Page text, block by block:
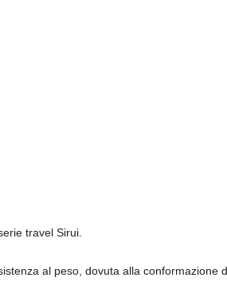
travel Sirui.
al peso, dovuta alla conformazione